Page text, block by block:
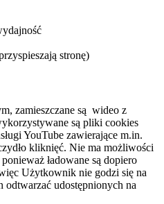
stronę)
zamieszczane są wideo z
są pliki cookies
YouTube zawierające m.in.
kliknięć. Nie ma możliwości
ładowane są dopiero
Użytkownik nie godzi się na
odtwarzać udostępnionych na